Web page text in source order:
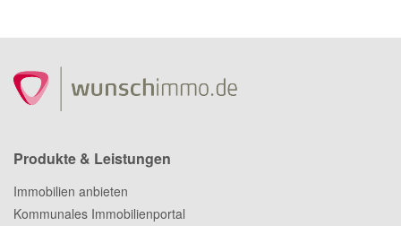
Produkte & Leistungen
Immobilien anbieten
Kommunales Immobilienportal